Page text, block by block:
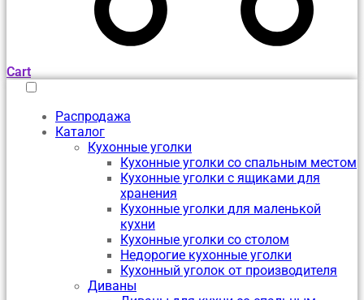
Cart
Распродажа
Каталог
Кухонные уголки
Кухонные уголки со спальным местом
Кухонные уголки с ящиками для
хранения
Кухонные уголки для маленькой
кухни
Кухонные уголки со столом
Недорогие кухонные уголки
Кухонный уголок от производителя
Диваны